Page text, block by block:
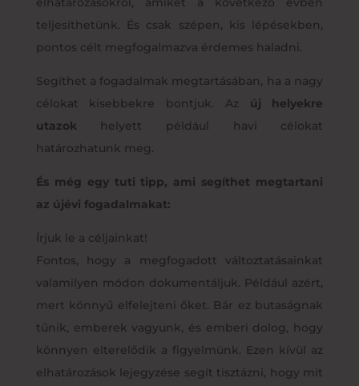
teljesíthetünk. És csak szépen, kis lépésekben,
pontos célt megfogalmazva érdemes haladni.
Segíthet a fogadalmak megtartásában, ha a nagy
célokat kisebbekre bontjuk. Az új helyekre
utazokhelyett például havi célokat
határozhatunk meg.
És még egy tuti tipp, ami segíthet megtartani
az újévi fogadalmakat:
Írjuk le a céljainkat!
Fontos, hogy a megfogadott változtatásainkat
valamilyen módon dokumentáljuk. Például azért,
mert könnyű elfelejteni őket. Bár ez butaságnak
tűnik, emberek vagyunk, és emberi dolog, hogy
könnyen elterelődik a figyelmünk. Ezen kívül az
elhatározások lejegyzése segít tisztázni, hogy mit